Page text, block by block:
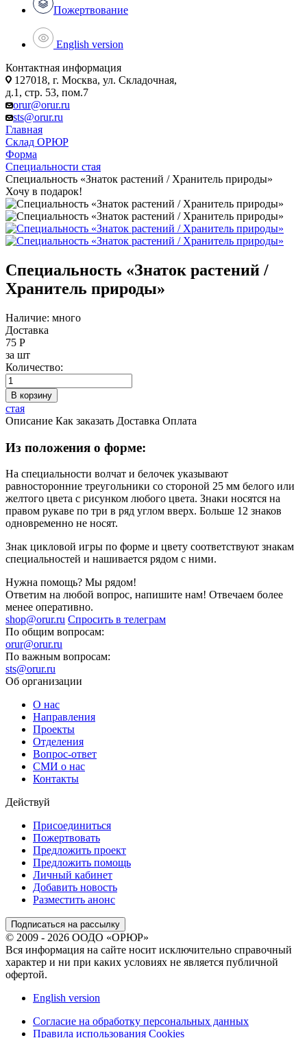
Пожертвование
English version
Контактная информация
127018, г. Москва, ул. Складочная,
д.1, стр. 53, пом.7
orur@orur.ru
sts@orur.ru
Главная
Склад ОРЮР
Форма
Специальности стая
Специальность «Знаток растений / Хранитель природы»
Хочу в подарок!
Специальность «Знаток растений /
Хранитель природы»
Наличие: много
Доставка
75 Р
за шт
Количество:
В корзину
стая
Описание Как заказать Доставка Оплата
Из положения о форме:
На специальности волчат и белочек указывают
равносторонние треугольники со стороной 25 мм белого или
желтого цвета с рисунком любого цвета. Знаки носятся на
правом рукаве по три в ряд углом вверх. Больше 12 знаков
одновременно не носят.
Знак цикловой игры по форме и цвету соответствуют знакам
специальностей и нашивается рядом с ними.
Нужна помощь? Мы рядом!
Ответим на любой вопрос, напишите нам! Отвечаем более
менее оперативно.
shop@orur.ru Спросить в телеграм
По общим вопросам:
orur@orur.ru
По важным вопросам:
sts@orur.ru
Об организации
О нас
Направления
Проекты
Отделения
Вопрос-ответ
СМИ о нас
Контакты
Действуй
Присоединиться
Пожертвовать
Предложить проект
Предложить помощь
Личный кабинет
Добавить новость
Разместить анонс
Подписаться на рассылку
© 2009 - 2026 ООДО «ОРЮР»
Вся информация на сайте носит исключительно справочный
характер и ни при каких условиях не является публичной
офертой.
English version
Согласие на обработку персональных данных
Правила использования Cookies